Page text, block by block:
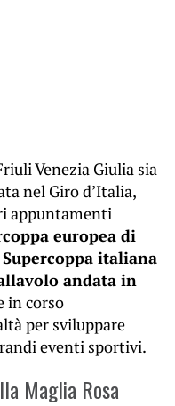
Venezia Giulia sia
nel Giro d’Italia,
appuntamenti
europea di
Supercoppa italiana
andata in
in corso
per sviluppare
eventi sportivi.
Maglia Rosa